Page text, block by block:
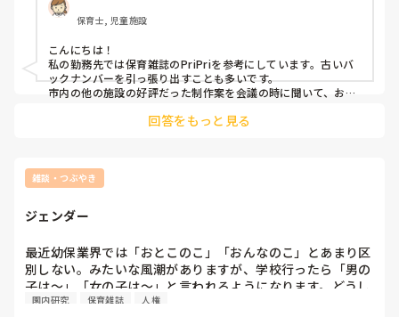
保育士, 児童施設
こんにちは！
私の勤務先では保育雑誌のPriPriを参考にしています。古いバ
ックナンバーを引っ張り出すことも多いです。
市内の他の施設の好評だった制作案を会議の時に聞いて、お互
回答をもっと見る
雑談・つぶやき
ジェンダー
最近幼保業界では「おとこのこ」「おんなのこ」とあまり区
別しない。みたいな風潮がありますが、学校行ったら「男の
子は～」「女の子は～」と言われるようになります。どうし
ても区別しなくてはならない身体の違いが出てくるためそう
園内研究 保育雑誌 人権